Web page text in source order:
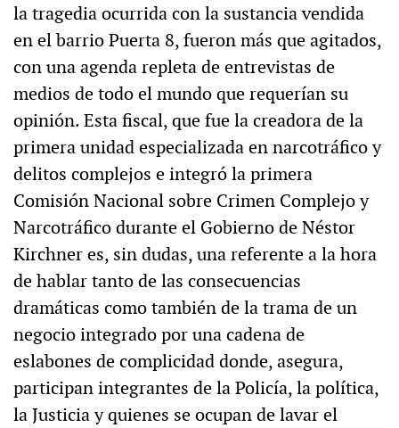
la tragedia ocurrida con la sustancia vendida
en el barrio Puerta 8, fueron más que agitados,
con una agenda repleta de entrevistas de
medios de todo el mundo que requerían su
opinión. Esta fiscal, que fue la creadora de la
primera unidad especializada en narcotráfico y
delitos complejos e integró la primera
Comisión Nacional sobre Crimen Complejo y
Narcotráfico durante el Gobierno de Néstor
Kirchner es, sin dudas, una referente a la hora
de hablar tanto de las consecuencias
dramáticas como también de la trama de un
negocio integrado por una cadena de
eslabones de complicidad donde, asegura,
participan integrantes de la Policía, la política,
la Justicia y quienes se ocupan de lavar el